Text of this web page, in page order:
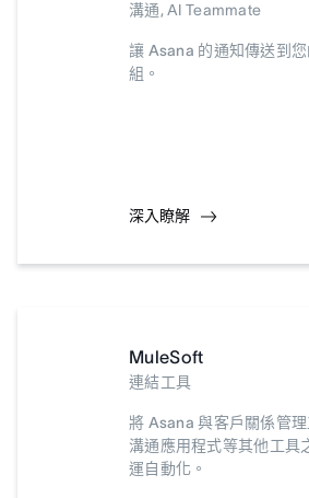
溝通, AI Teammate
讓 Asana 的通知傳送到
組。
深入瞭解
MuleSoft
連結工具
將 Asana 與客戶關係管
溝通應用程式等其他工具
運自動化。